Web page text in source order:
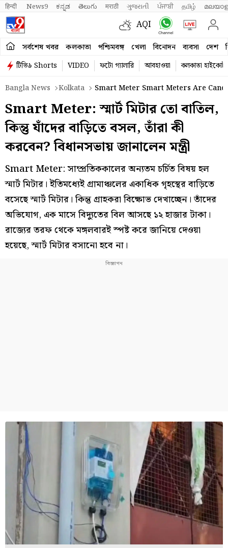
हिन्दी News9 ಕನ್ನಡ తెలుగు मराठी ગુજરાતી ਪੰਜਾਬੀ தமிழ்
AQI
সর্বশেষ খবর কলকাতা পশ্চিমবঙ্গ খেলা বিনোদন ব্যবসা দেশ
টিভি৯ Shorts VIDEO ফটো গ্যালারি আবহাওয়া
কলকাতা হাইকোর্ট
Bangla News
Kolkata Smart Meter Smart Meters Are
Smart Meter: স্মার্ট মিটার তো বাতিল,
কিন্তু যাঁদের বাড়িতে বসল, তাঁরা কী
করবেন? বিধানসভায় জানালেন মন্ত্রী
Smart Meter: সাম্প্রতিককালের অন্যতম চর্চিত বিষয় হল
স্মার্ট মিটার। ইতিমধ্যেই গ্রামাঞ্চলের একাধিক গৃহস্থের বাড়িতে
বসেছে স্মার্ট মিটার। কিন্তু গ্রাহকরা বিক্ষোভ দেখাচ্ছেন। তাঁদের
অভিযোগ, এক মাসে বিদ্যুতের বিল আসছে ১২ হাজার টাকা।
রাজ্যের তরফ থেকে মঙ্গলবারই স্পষ্ট করে জানিয়ে দেওয়া
হয়েছে, স্মার্ট মিটার বসানো হবে না।